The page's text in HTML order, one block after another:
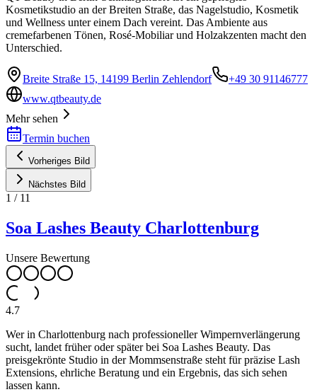
Kosmetikstudio an der Breiten Straße, das Nagelstudio, Kosmetik
und Wellness unter einem Dach vereint. Das Ambiente aus
cremefarbenen Tönen, Rosé-Mobiliar und Holzakzenten macht den
Unterschied.
Breite Straße 15, 14199 Berlin Zehlendorf
+49 30 91146777
www.qtbeauty.de
Mehr sehen
Termin buchen
Vorheriges Bild
Nächstes Bild
1 / 11
Soa Lashes Beauty Charlottenburg
Unsere Bewertung
4.7
Wer in Charlottenburg nach professioneller Wimpernverlängerung
sucht, landet früher oder später bei Soa Lashes Beauty. Das
preisgekrönte Studio in der Mommsenstraße steht für präzise Lash
Extensions, ehrliche Beratung und ein Ergebnis, das sich sehen
lassen kann.